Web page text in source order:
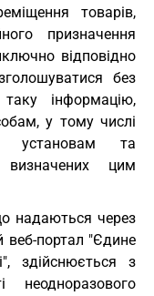
товарів,
призначення
відповідно
без
інформацію,
у тому числі
установам та
визначених цим
надаються через
веб-портал "Єдине
здійснюється з
неодноразового